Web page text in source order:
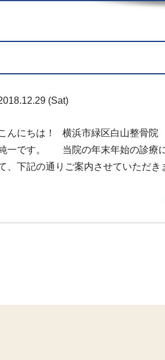
(Sat)
んにちは！ 横浜市緑区白山整骨
一です。 当院の年末年始の診療
、下記の通りご案内させていただき